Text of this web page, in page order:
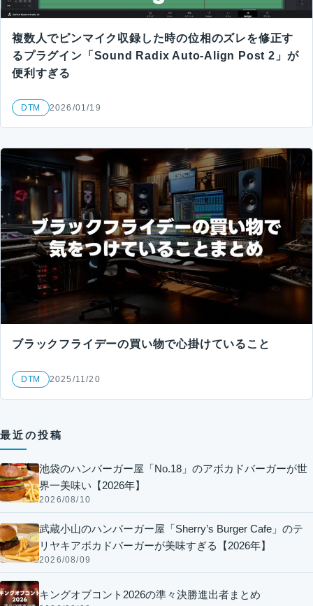
複数人でピンマイク収録した時の位相のズレを修正す
るプラグイン「Sound Radix Auto-Align Post 2」が
便利すぎる
DTM 2026/01/19
ブラックフライデーの買い物で心掛けていること
DTM 2025/11/20
最近の投稿
池袋のハンバーガー屋「No.18」のアボカドバーガーが世
界一美味い【2026年】
2026/08/10
武蔵小山のハンバーガー屋「Sherry’s Burger Cafe」のテ
リヤキアボカドバーガーが美味すぎる【2026年】
2026/08/09
キングオブコント2026の準々決勝進出者まとめ